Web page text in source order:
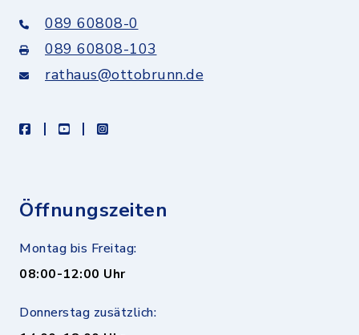
089 60808-0
089 60808-103
rathaus@ottobrunn.de
facebookyoutubeinstagram
Öffnungszeiten
Montag bis Freitag:
08:00-12:00 Uhr
Donnerstag zusätzlich: